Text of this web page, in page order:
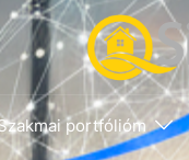
portfólióm